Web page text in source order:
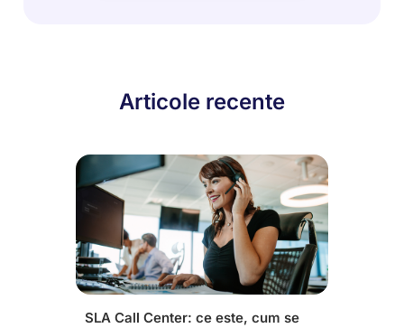
Articole recente
SLA Call Center: ce este, cum se